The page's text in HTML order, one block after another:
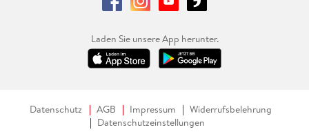
Laden Sie unsere App herunter.
Datenschutz AGB Impressum
Widerrufsbelehrung
Datenschutzeinstellungen